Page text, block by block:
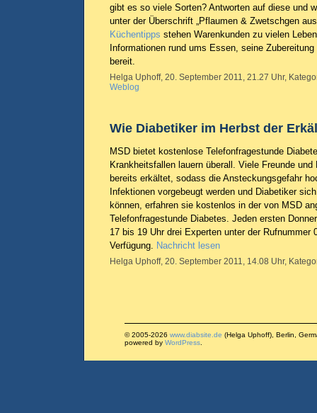
gibt es so viele Sorten? Antworten auf diese und
unter der Überschrift „Pflaumen & Zwetschgen
Küchentipps stehen Warenkunden zu vielen
Informationen rund ums Essen, seine
bereit.
Helga Uphoff, 20. September 2011, 21.27 Uhr,
Weblog
Wie Diabetiker im Herbst der
MSD bietet kostenlose Telefonfragestunde
Krankheitsfallen lauern überall. Viele Freunde
bereits erkältet, sodass die Ansteckungsgefahr
Infektionen vorgebeugt werden und Diabetiker
können, erfahren sie kostenlos in der von MSD
Telefonfragestunde Diabetes. Jeden ersten
17 bis 19 Uhr drei Experten unter der Rufnummer
Verfügung. Nachricht lesen
Helga Uphoff, 20. September 2011, 14.08 Uhr,
© 2005-2026 www.diabsite.de (Helga Uphoff), Berlin,
powered by WordPress.